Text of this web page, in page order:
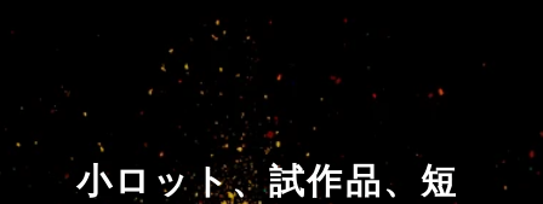
小ロット、試作品、短